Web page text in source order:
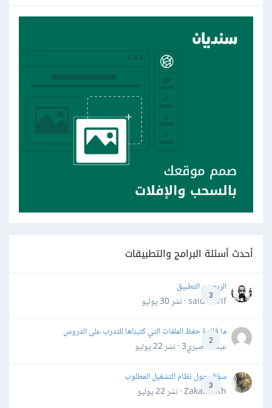
أحدث أسئلة البرامج والتطبيقات
3
الربح من التطبيق
said darif · نشر
30 يوليو
2
ما فائدة حفظ الملفات التي كتبناها للتدرب على الدروس
عبدالله صبري3 · نشر
22 يوليو
3
سؤال حول نظام التشغيل المطلوب
Zakaria Kh · نشر
22 يوليو